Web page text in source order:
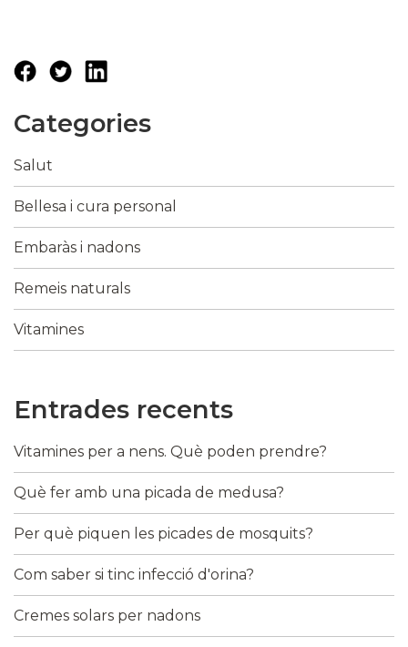
Categories
Salut
Bellesa i cura personal
Embaràs i nadons
Remeis naturals
Vitamines
Entrades recents
Vitamines per a nens. Què poden prendre?
Què fer amb una picada de medusa?
Per què piquen les picades de mosquits?
Com saber si tinc infecció d'orina?
Cremes solars per nadons